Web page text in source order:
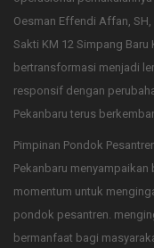
Oesman Effendi Affan,
Sakti KM 12 Simpang Baru
bertransformasi menjadi
responsif dengan
Pekanbaru terus
Pimpinan Pondok
Pekanbaru
momentum untuk
pondok pesantren.
bermanfaat bagi